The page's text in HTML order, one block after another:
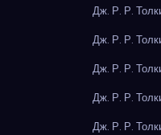
Дж. Р. Р.
Дж. Р. Р.
Дж. Р. Р.
Дж. Р. Р.
Дж. Р. Р.